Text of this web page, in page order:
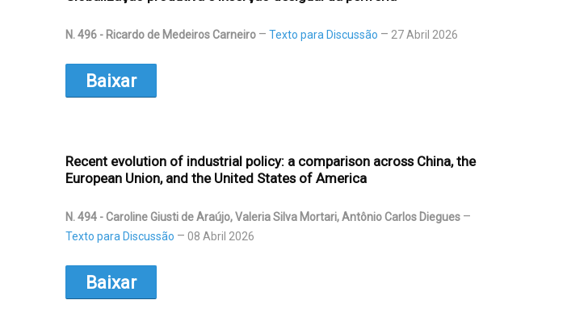
N. 496 - Ricardo de Medeiros Carneiro Texto para Discussão 27 Abril 2026
Baixar
Recent evolution of industrial policy: a comparison across China, the
European Union, and the United States of America
N. 494 - Caroline Giusti de Araújo, Valeria Silva Mortari, Antônio Carlos Diegues
Texto para Discussão
08 Abril 2026
Baixar